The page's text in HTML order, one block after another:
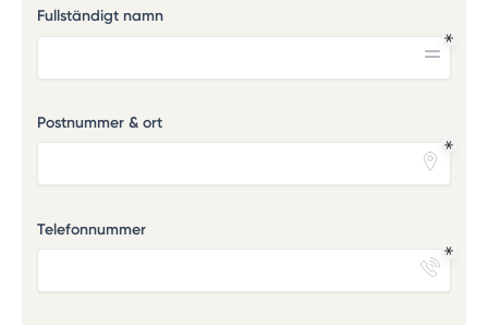
Fullständigt namn
Postnummer & ort
Telefonnummer